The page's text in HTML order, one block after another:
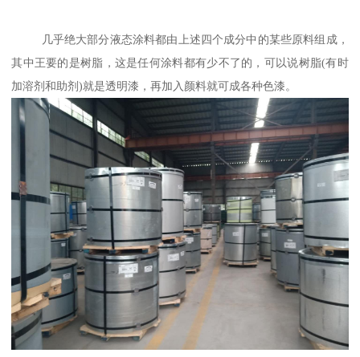
几乎绝大部分液态涂料都由上述四个成分中的某些原料组成，
其中王要的是树脂，这是任何涂料都有少不了的，可以说树脂(有时
加溶剂和助剂)就是透明漆，再加入颜料就可成各种色漆。